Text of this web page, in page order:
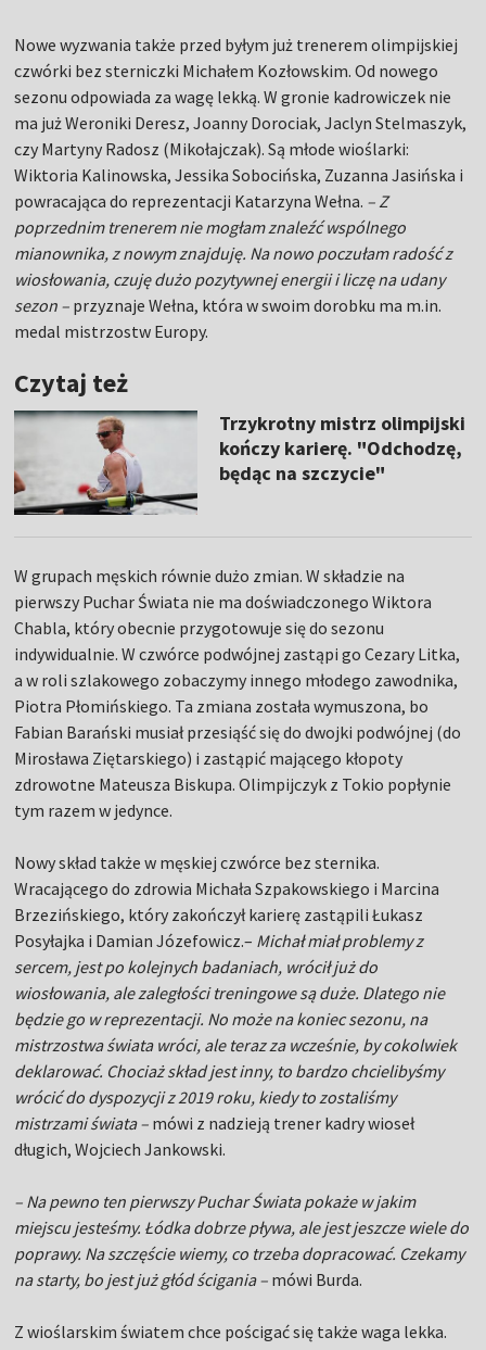
Nowe wyzwania także przed byłym już trenerem olimpijskiej
czwórki bez sterniczki Michałem Kozłowskim. Od nowego
sezonu odpowiada za wagę lekką. W gronie kadrowiczek nie
ma już Weroniki Deresz, Joanny Dorociak, Jaclyn Stelmaszyk,
czy Martyny Radosz (Mikołajczak). Są młode wioślarki:
Wiktoria Kalinowska, Jessika Sobocińska, Zuzanna Jasińska i
powracająca do reprezentacji Katarzyna Wełna. – Z
poprzednim trenerem nie mogłam znaleźć wspólnego
mianownika, z nowym znajduję. Na nowo poczułam radość z
wiosłowania, czuję dużo pozytywnej energii i liczę na udany
sezon – przyznaje Wełna, która w swoim dorobku ma m.in.
medal mistrzostw Europy.
Czytaj też
Trzykrotny mistrz olimpijski
kończy karierę. "Odchodzę,
będąc na szczycie"
W grupach męskich równie dużo zmian. W składzie na
pierwszy Puchar Świata nie ma doświadczonego Wiktora
Chabla, który obecnie przygotowuje się do sezonu
indywidualnie. W czwórce podwójnej zastąpi go Cezary Litka,
a w roli szlakowego zobaczymy innego młodego zawodnika,
Piotra Płomińskiego. Ta zmiana została wymuszona, bo
Fabian Barański musiał przesiąść się do dwojki podwójnej (do
Mirosława Ziętarskiego) i zastąpić mającego kłopoty
zdrowotne Mateusza Biskupa. Olimpijczyk z Tokio popłynie
tym razem w jedynce.
Nowy skład także w męskiej czwórce bez sternika.
Wracającego do zdrowia Michała Szpakowskiego i Marcina
Brzezińskiego, który zakończył karierę zastąpili Łukasz
Posyłajka i Damian Józefowicz.– Michał miał problemy z
sercem, jest po kolejnych badaniach, wrócił już do
wiosłowania, ale zaległości treningowe są duże. Dlatego nie
będzie go w reprezentacji. No może na koniec sezonu, na
mistrzostwa świata wróci, ale teraz za wcześnie, by cokolwiek
deklarować. Chociaż skład jest inny, to bardzo chcielibyśmy
wrócić do dyspozycji z 2019 roku, kiedy to zostaliśmy
mistrzami świata – mówi z nadzieją trener kadry wioseł
długich, Wojciech Jankowski.
– Na pewno ten pierwszy Puchar Świata pokaże w jakim
miejscu jesteśmy. Łódka dobrze pływa, ale jest jeszcze wiele do
poprawy. Na szczęście wiemy, co trzeba dopracować. Czekamy
na starty, bo jest już głód ścigania – mówi Burda.
Z wioślarskim światem chce pościgać się także waga lekka.